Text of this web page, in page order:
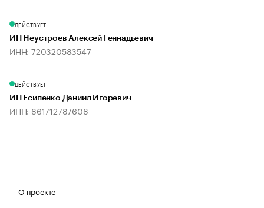
ДЕЙСТВУЕТ
ИП Неустроев Алексей Геннадьевич
ИНН: 720320583547
ДЕЙСТВУЕТ
ИП Есипенко Даниил Игоревич
ИНН: 861712787608
О проекте